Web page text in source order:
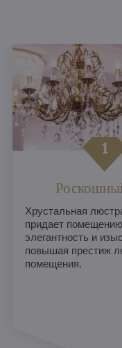
Хрустальная
придает помещению
элегантность и
повышая престиж
помещения.